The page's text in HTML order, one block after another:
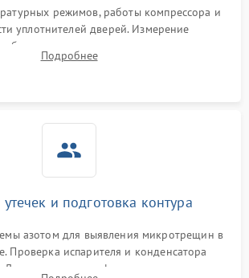
2000 ₽ Подробнее →
1000 ₽
1800 ₽
режимов, работы компрессора и
уплотнителей дверей. Измерение
обмоток мотора, проверка термостата и
ошибок с электронного дисплея.
Подробнее
и подготовка контура
азотом для выявления микротрещин в
Проверка испарителя и конденсатора
Демонтаж старого фильтра-осушителя и